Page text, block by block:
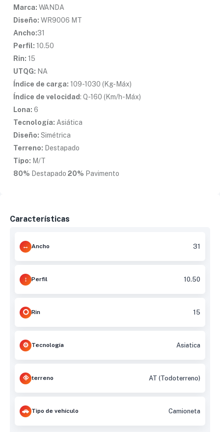
Marca: WANDA
Diseño: WR9006 MT
Ancho:31
Perfil: 10.50
Rin: 15
UTQG: NA
Índice de carga: 109-1030 (Kg-Máx)
Índice de velocidad: Q-160 (Km/h-Máx)
Lona: 6
Tecnología: Asiática
Diseño: Simétrica
Terreno: Destapado
Tipo: M/T
80% Destapado 20% Pavimento
Características
Ancho 31
Perfil 10.50
Rin 15
Tecnología Asiatica
terreno AT (Todoterreno)
Tipo de vehículo Camioneta